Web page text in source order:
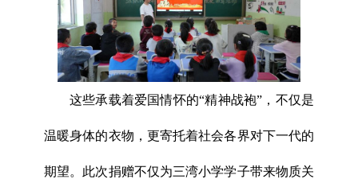
这些承载着爱国情怀的“精神战袍”，不仅是
温暖身体的衣物，更寄托着社会各界对下一代的
期望。此次捐赠不仅为三湾小学学子带来物质关